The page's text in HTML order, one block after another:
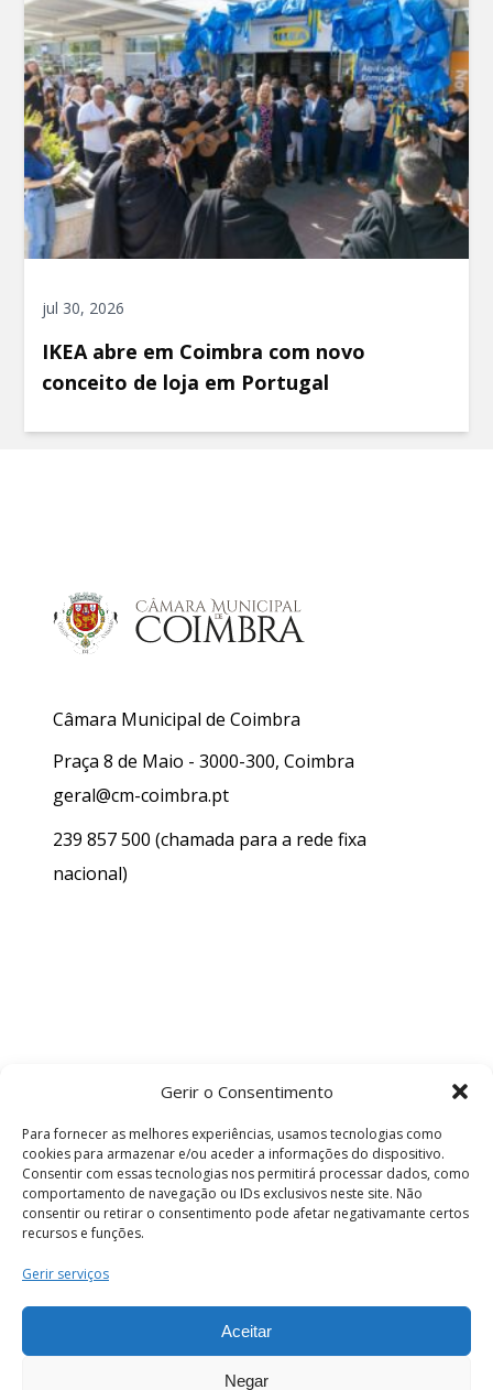
Gerir o Consentimento
Para fornecer as melhores experiências, usamos tecnologias como
cookies para armazenar e/ou aceder a informações do dispositivo.
Consentir com essas tecnologias nos permitirá processar dados, como
comportamento de navegação ou IDs exclusivos neste site. Não
consentir ou retirar o consentimento pode afetar negativamante certos
recursos e funções.
Gerir serviços
Aceitar
Negar
jul 30, 2026
IKEA abre em Coimbra com novo
conceito de loja em Portugal
Câmara Municipal de Coimbra
Praça 8 de Maio - 3000-300, Coimbra
geral@cm-coimbra.pt
239 857 500 (chamada para a rede fixa
nacional)
Termos e Condições
os direitos reservados.